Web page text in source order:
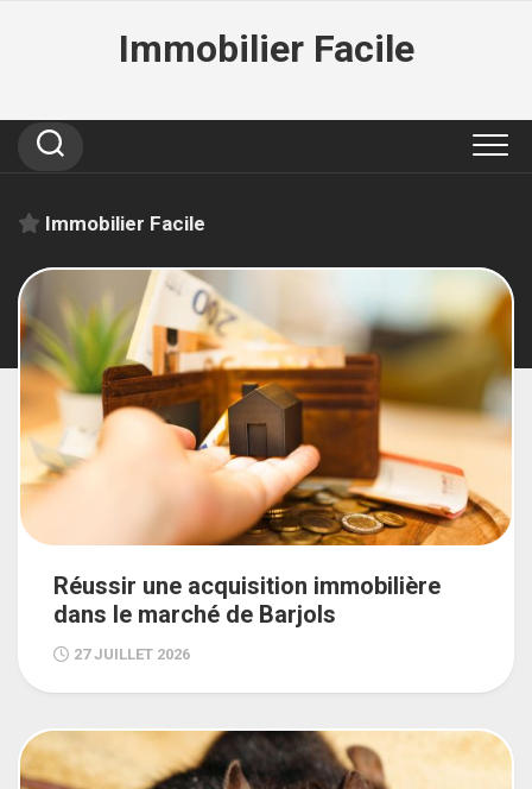
Immobilier Facile
Immobilier Facile
Réussir une acquisition immobilière
dans le marché de Barjols
27 JUILLET 2026